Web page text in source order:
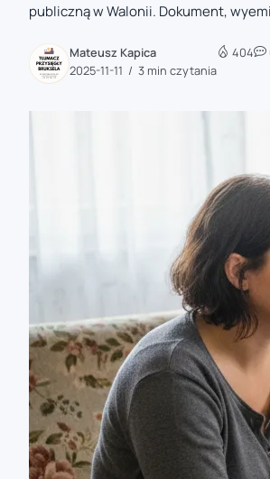
zaobserwuj nas
zaobserwuj nas
zaobserwuj nas
publiczną w Walonii. Dokument,
Mateusz Kapica
2025-11-11
3 min czytania
404